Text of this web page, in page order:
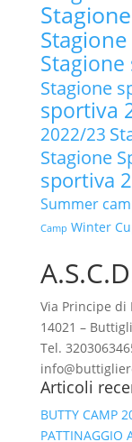
Stagione
sportiva
2022/23
Stagione
sportiva
Summer
Camp Winter
Via Principe di
14021 –
Tel.
Articoli
BUTTY CAMP
PATTINAGGIO